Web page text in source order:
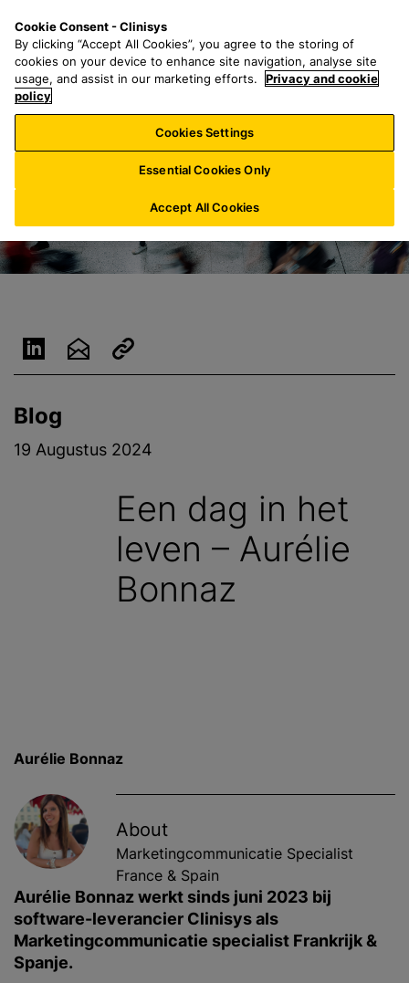
t
e
a
r
h
f
o
:
n
u
Blog
19 Augustus 2024
Een dag in het
leven – Aurélie
Bonnaz
Aurélie Bonnaz
About
Marketingcommunicatie Specialist
France & Spain
Aurélie Bonnaz werkt sinds juni 2023 bij
software-leverancier Clinisys als
Marketingcommunicatie specialist Frankrijk &
Spanje.
Cookie Consent - Clinisys
By clicking “Accept All Cookies”, you agree to the storing of
cookies on your device to enhance site navigation, analyse site
usage, and assist in our marketing efforts.
Privacy and cookie
policy
Cookies Settings
Essential Cookies Only
Accept All Cookies